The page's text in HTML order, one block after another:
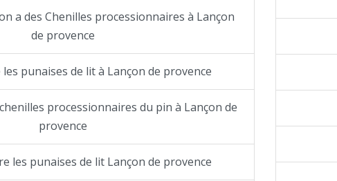
a des Chenilles processionnaires à Lançon
de provence
punaises de lit à Lançon de provence
processionnaires du pin à Lançon de
provence
les punaises de lit Lançon de provence